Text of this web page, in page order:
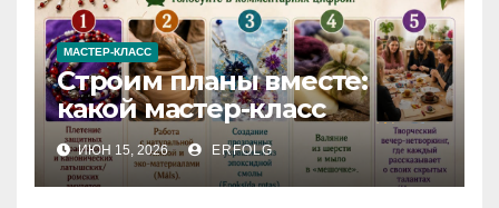
МАСТЕР-КЛАСС
Строим планы вместе:
какой мастер-класс
выберете именно вы?
ИЮН 15, 2026 ERFOLG